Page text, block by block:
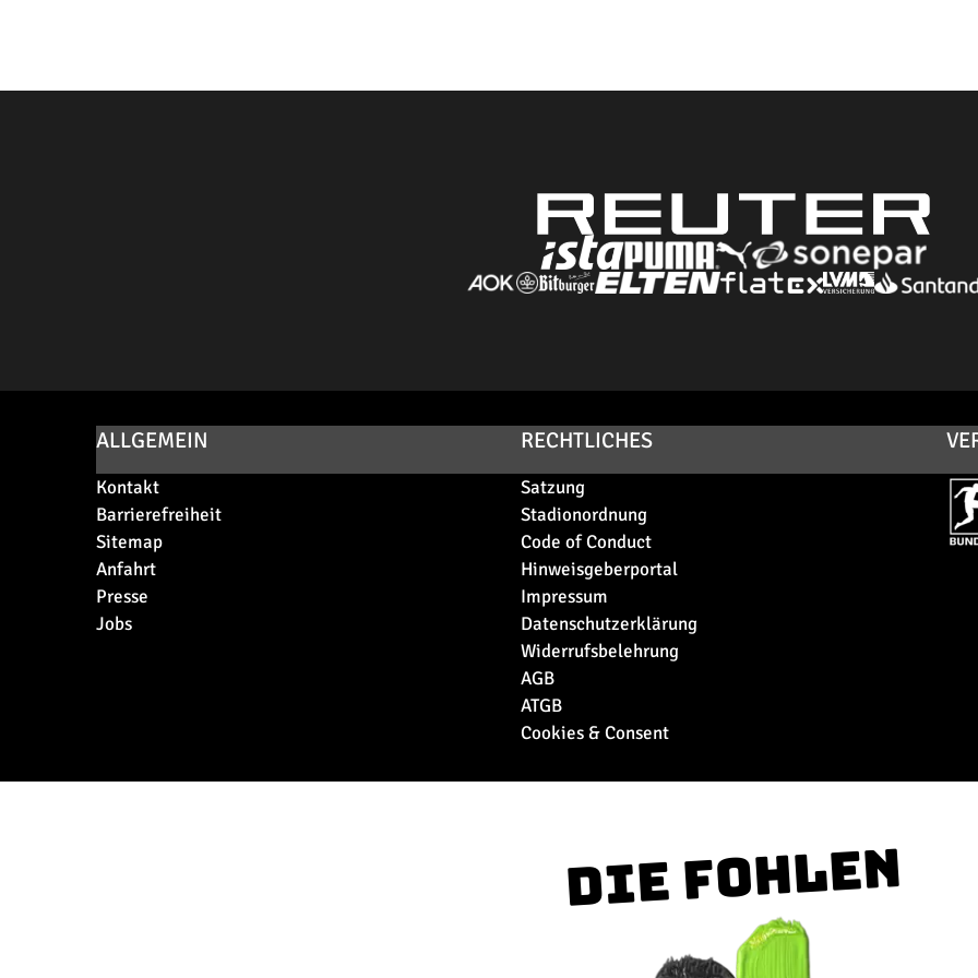
ALLGEMEIN
Kontakt
Barrierefreiheit
Sitemap
Anfahrt
Presse
Jobs
RECHTLICHES
Satzung
Stadionordnung
Code of Conduct
Hinweisgeberportal
Impressum
Datenschutzerklärung
Widerrufsbelehrung
AGB
ATGB
Cookies & Consent
Die Fohlen